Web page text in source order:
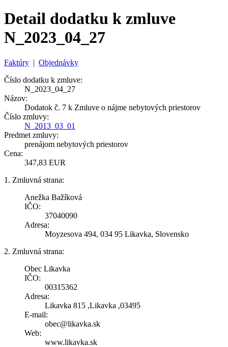
Detail dodatku k zmluve
N_2023_04_27
Faktúry | Objednávky
Číslo dodatku k zmluve:
N_2023_04_27
Názov:
Dodatok č. 7 k Zmluve o nájme nebytových priestorov
Číslo zmluvy:
N_2013_03_01
Predmet zmluvy:
prenájom nebytových priestorov
Cena:
347,83 EUR
1. Zmluvná strana:
Anežka Bažíková
IČO:
37040090
Adresa:
Moyzesova 494, 034 95 Likavka, Slovensko
2. Zmluvná strana:
Obec Likavka
IČO:
00315362
Adresa:
Likavka 815 ,Likavka ,03495
E-mail:
obec@likavka.sk
Web:
www.likavka.sk